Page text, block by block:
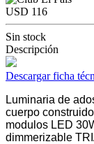
USD 116
Sin stock
Descripción
Descargar ficha
Luminaria de
cuerpo
modulos LED
dimmerizable